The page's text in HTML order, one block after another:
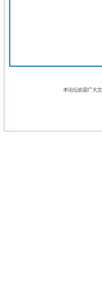
本论坛欢迎广大